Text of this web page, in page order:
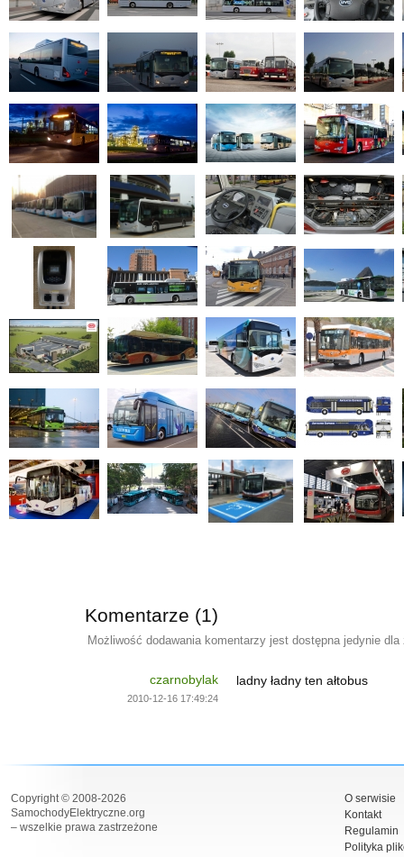
Komentarze (1)
Możliwość dodawania komentarzy jest dostępna jedynie
czarnobylak
2010-12-16 17:49:24
ladny ładny ten ałtobus
Copyright © 2008-2026
SamochodyElektryczne.org
– wszelkie prawa zastrzeżone
O serwisie
Kontakt
Regulamin
Polityka